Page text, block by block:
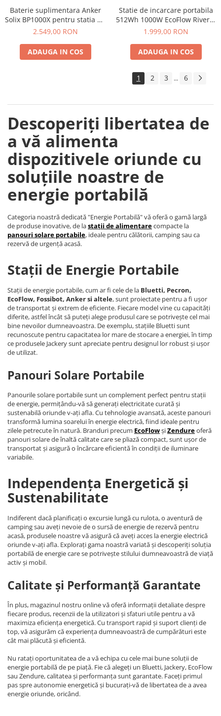
Baterie suplimentara Anker
Solix BP1000X pentru statia de
alimentare portabila Anker
2.549,00 RON
ADAUGA IN COS
Statie de incarcare portabila
512Wh 1000W EcoFlow River 2
Max
1.999,00 RON
ADAUGA IN COS
1 2 3 ... 6
Descoperiți libertatea de
a vă alimenta
dispozitivele oriunde cu
soluțiile noastre de
energie portabilă
Categoria noastră dedicată "Energie Portabilă" vă oferă o gamă largă
de produse inovative, de lastații de alimentarecompacte la
panouri solare portabile, ideale pentru călătorii, camping sau ca
rezervă de urgență acasă.
Stații de Energie Portabile
Stații de energie portabile, cum ar fi cele de la Bluetti, Pecron,
EcoFlow, Fossibot, Anker si altele, sunt proiectate pentru a fi ușor
de transportat și extrem de eficiente. Fiecare model vine cu capacități
diferite, astfel încât să puteți alege produsul care se potrivește cel mai
bine nevoilor dumneavoastra. De exemplu, stațiile Bluetti sunt
recunoscute pentru capacitatea lor mare de stocare a energiei, în timp
ce produsele Jackery sunt apreciate pentru designul lor robust și ușor
de utilizat.
Panouri Solare Portabile
Panourile solare portabile sunt un complement perfect pentru stații
de energie, permițându-vă să generați electricitate curată și
sustenabilă oriunde v-ați afla. Cu tehnologie avansată, aceste panouri
transformă lumina soarelui în energie electrică, fiind ideale pentru
zilele petrecute în natură. Branduri precum EcoFlowșiZendureoferă
panouri solare de înaltă calitate care se pliază compact, sunt ușor de
transportat și asigură o încărcare eficientă în condiții de iluminare
variabile.
Independența Energetică și
Sustenabilitate
Indiferent dacă planificați o excursie lungă cu rulota, o aventură de
camping sau aveți nevoie de o sursă de energie de rezervă pentru
acasă, produsele noastre vă asigură că aveți acces la energie electrică
oriunde v-ați afla. Explorați gama noastră variată și descoperiți soluția
portabilă de energie care se potrivește stilului dumneavoastră de viață
activ și mobil.
Calitate și Performanță Garantate
În plus, magazinul nostru online vă oferă informații detaliate despre
fiecare produs, recenzii de la utilizatori și sfaturi utile pentru a vă
maximiza eficiența energetică. Cu transport rapid și suport clienți de
top, vă asigurăm că experiența dumneavoastră de cumpărături este
cât mai plăcută și eficientă.
Nu ratați oportunitatea de a vă echipa cu cele mai bune soluții de
energie portabilă de pe piață. Fie că alegeți un Bluetti, Jackery, EcoFlow
sau Zendure, calitatea și performanța sunt garantate. Faceți primul
pas spre autonomie energetică și bucurați-vă de libertatea de a avea
energie oriunde, oricând.